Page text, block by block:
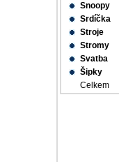
Snoopy
Srdíčka
Stroje
Stromy
Svatba
Šipky
Celkem